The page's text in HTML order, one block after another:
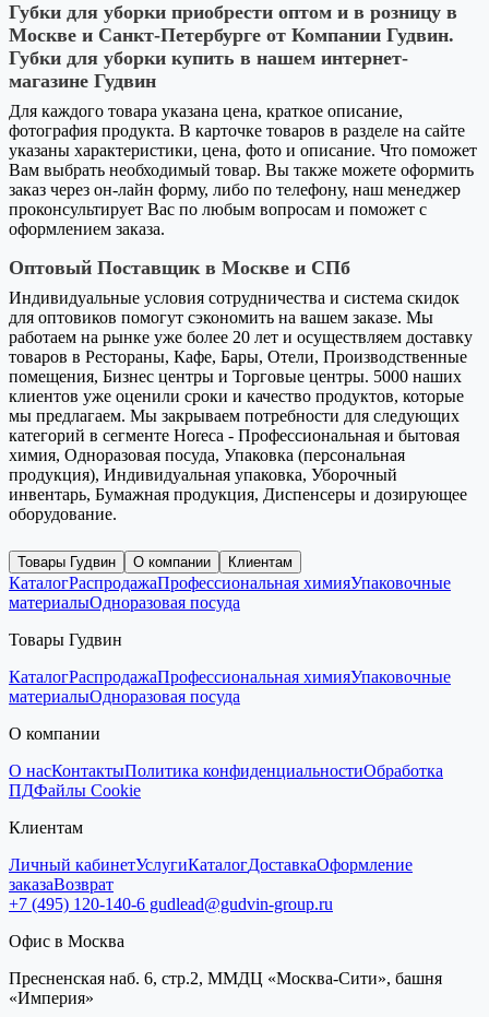
Губки для уборки приобрести оптом и в розницу в
Москве и Санкт-Петербурге от Компании Гудвин.
Губки для уборки купить в нашем интернет-
магазине Гудвин
Для каждого товара указана цена, краткое описание,
фотография продукта. В карточке товаров в разделе на сайте
указаны характеристики, цена, фото и описание. Что поможет
Вам выбрать необходимый товар. Вы также можете оформить
заказ через он-лайн форму, либо по телефону, наш менеджер
проконсультирует Вас по любым вопросам и поможет с
оформлением заказа.
Оптовый Поставщик в Москве и СПб
Индивидуальные условия сотрудничества и система скидок
для оптовиков помогут сэкономить на вашем заказе. Мы
работаем на рынке уже более 20 лет и осуществляем доставку
товаров в Рестораны, Кафе, Бары, Отели, Производственные
помещения, Бизнес центры и Торговые центры. 5000 наших
клиентов уже оценили сроки и качество продуктов, которые
мы предлагаем. Мы закрываем потребности для следующих
категорий в сегменте Horeca - Профессиональная и бытовая
химия, Одноразовая посуда, Упаковка (персональная
продукция), Индивидуальная упаковка, Уборочный
инвентарь, Бумажная продукция, Диспенсеры и дозирующее
оборудование.
Товары Гудвин О компании Клиентам
КаталогРаспродажаПрофессиональная химияУпаковочные
материалыОдноразовая посуда
Товары Гудвин
КаталогРаспродажаПрофессиональная химияУпаковочные
материалыОдноразовая посуда
О компании
О насКонтактыПолитика конфиденциальностиОбработка
ПДФайлы Cookie
Клиентам
Личный кабинетУслугиКаталогДоставкаОформление
заказаВозврат
+7 (495) 120-140-6 gudlead@gudvin-group.ru
Офис в Москва
Пресненская наб. 6, стр.2, ММДЦ «Москва-Сити», башня
«Империя»